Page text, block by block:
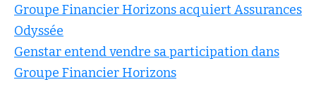
Groupe Financier Horizons acquiert Assurances
Odyssée
Genstar entend vendre sa participation dans
Groupe Financier Horizons